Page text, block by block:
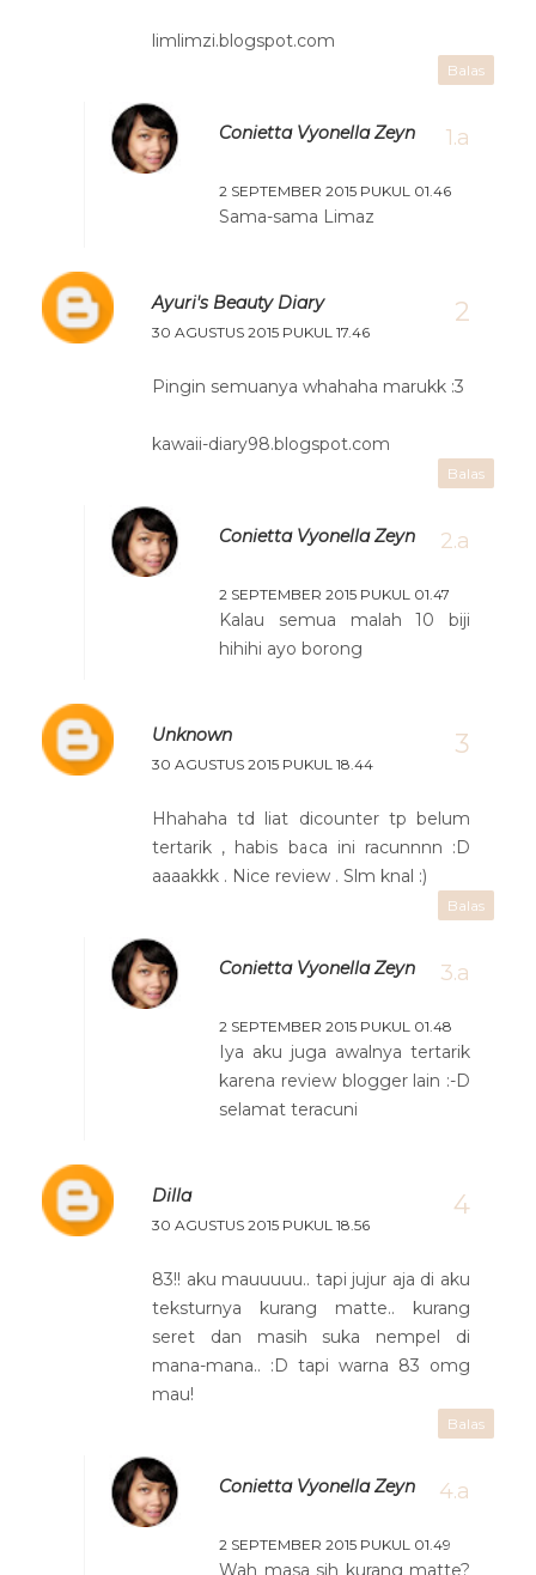
limlimzi.blogspot.com
Balas
Conietta Vyonella Zeyn
2 SEPTEMBER 2015 PUKUL 01.46
Sama-sama Limaz
Ayuri's Beauty Diary
30 AGUSTUS 2015 PUKUL 17.46
Pingin semuanya whahaha marukk :3
kawaii-diary98.blogspot.com
Balas
Conietta Vyonella Zeyn
2 SEPTEMBER 2015 PUKUL 01.47
Kalau semua malah 10 biji
hihihi ayo borong
Unknown
30 AGUSTUS 2015 PUKUL 18.44
Hhahaha td liat dicounter tp belum
tertarik , habis baca ini racunnnn :D
aaaakkk . Nice review . Slm knal :)
Balas
Conietta Vyonella Zeyn
2 SEPTEMBER 2015 PUKUL 01.48
Iya aku juga awalnya tertarik
karena review blogger lain :-D
selamat teracuni
Dilla
30 AGUSTUS 2015 PUKUL 18.56
83!! aku mauuuuu.. tapi jujur aja di aku
teksturnya kurang matte.. kurang
seret dan masih suka nempel di
mana-mana.. :D tapi warna 83 omg
mau!
Balas
Conietta Vyonella Zeyn
2 SEPTEMBER 2015 PUKUL 01.49
Wah masa sih kurang matte?